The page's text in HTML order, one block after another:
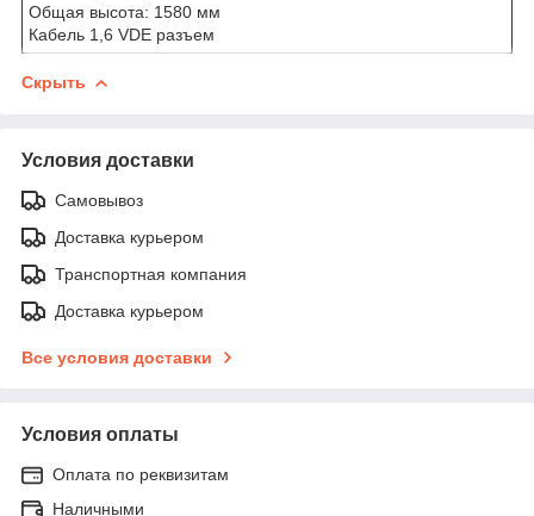
Общая высота: 1580 мм
Кабель 1,6 VDE разъем
Скрыть
Условия доставки
Самовывоз
Доставка курьером
Транспортная компания
Доставка курьером
Все условия доставки
Условия оплаты
Оплата по реквизитам
Наличными